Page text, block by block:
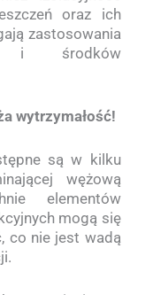
oraz ich
zastosowania
i środków
wytrzymałość!
są w kilku
wężową
elementów
mogą się
co nie jest wadą